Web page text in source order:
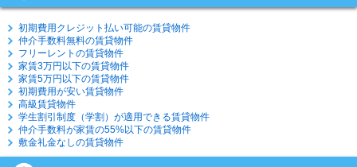
初期費用クレジット払い可能の賃貸物件
仲介手数料無料の賃貸物件
フリーレントの賃貸物件
家賃3万円以下の賃貸物件
家賃5万円以下の賃貸物件
初期費用が安い賃貸物件
高級賃貸物件
学生割引制度（学割）が適用できる賃貸物件
仲介手数料が家賃の55%以下の賃貸物件
敷金礼金なしの賃貸物件